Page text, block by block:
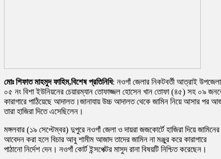
মোঃ শিফাত মাহমুদ ফাহিম,বিশেষ প্রতিনিধি: নওগাঁ জেলার নিকটবর্তী আত্রাই
০৫ নং বিশা ইউনিয়নের চেয়ারম্যান তোফাজ্জল হোসেন খান তোফা (৪৫) সহ ০৯
কারাগারে পাঠিয়েছে আদালত।জানাযায় উচ্চ আদালত থেকে জামিন নিয়ে আসার পর
তারা হাজিরা দিতে এসেছিলেন।
মঙ্গলবার (১৯ সেপ্টেম্বর) দুপুরে নওগাঁ জেলা ও দায়রা জজকোর্টে হাজিরা দিয়ে জামিনের
আবেদন করা হলে বিচার আবু শামীম আজাদ তাদের জামিন না মঞ্জুর করে কারাগারে
পাঠানো নির্দেশ দেন। নওগাঁ কোর্ট ইন্সপেক্টর মাসুদ রানা বিষয়টি নিশ্চিত করেছেন।